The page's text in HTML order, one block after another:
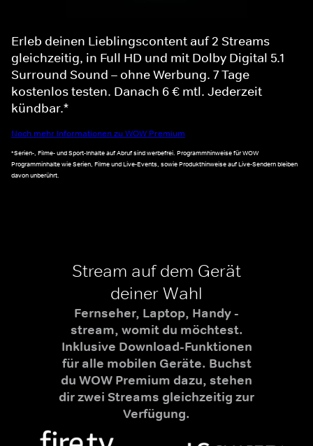
Erleb deinen Lieblingscontent auf 2 Streams
gleichzeitig, in Full HD und mit Dolby Digital 5.1
Surround Sound – ohne Werbung. 7 Tage
kostenlos testen. Danach 6 € mtl. Jederzeit
kündbar.*
Noch mehr Informationen zu WOW Premium
*Serien-, Filme- und Sport-Inhalte auf Abruf sind werbefrei. Programmhinweise für WOW
Programminhalte wie Serien, Filme und Live-Events, sowie Produkthinweise auf Live-Sendern bleiben
davon unberührt.
Stream auf dem Gerät
deiner Wahl
Fernseher, Laptop, Handy -
stream, womit du möchtest.
Inklusive Download-Funktionen
für alle mobilen Geräte. Buchst
du WOW Premium dazu, stehen
dir zwei Streams gleichzeitig zur
Verfügung.